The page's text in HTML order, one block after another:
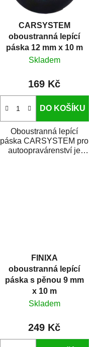
CARSYSTEM
oboustranná lepící
páska 12 mm x 10 m
Skladem
169 Kč
DO KOŠÍKU
Oboustranná lepící
páska CARSYSTEM pro
autoopravárenství je
FINIXA
oboustranná lepící
páska s pěnou 9 mm
x 10 m
Skladem
249 Kč